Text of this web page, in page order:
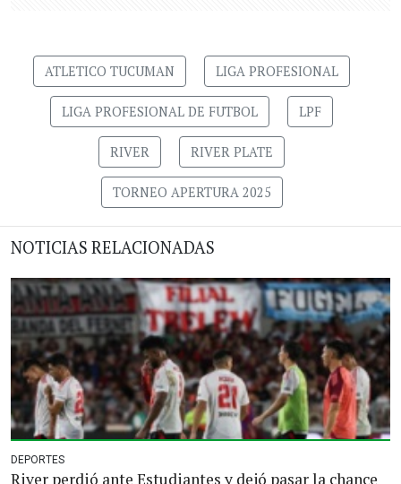
ATLETICO TUCUMAN LIGA PROFESIONAL
LIGA PROFESIONAL DE FUTBOL LPF
RIVER RIVER PLATE
TORNEO APERTURA 2025
NOTICIAS RELACIONADAS
DEPORTES
River perdió ante Estudiantes y dejó pasar la chance